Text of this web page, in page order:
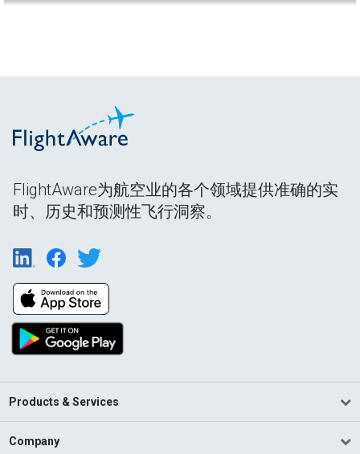
FlightAware为航空业的各个领域提供准确的实
时、历史和预测性飞行洞察。
Products & Services
Company